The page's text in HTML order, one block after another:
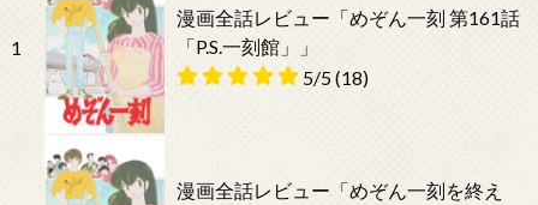
1
漫画全話レビュー「めぞん一刻 第161話
「P.S.一刻館」」
5/5(18)
漫画全話レビュー「めぞん一刻を終え